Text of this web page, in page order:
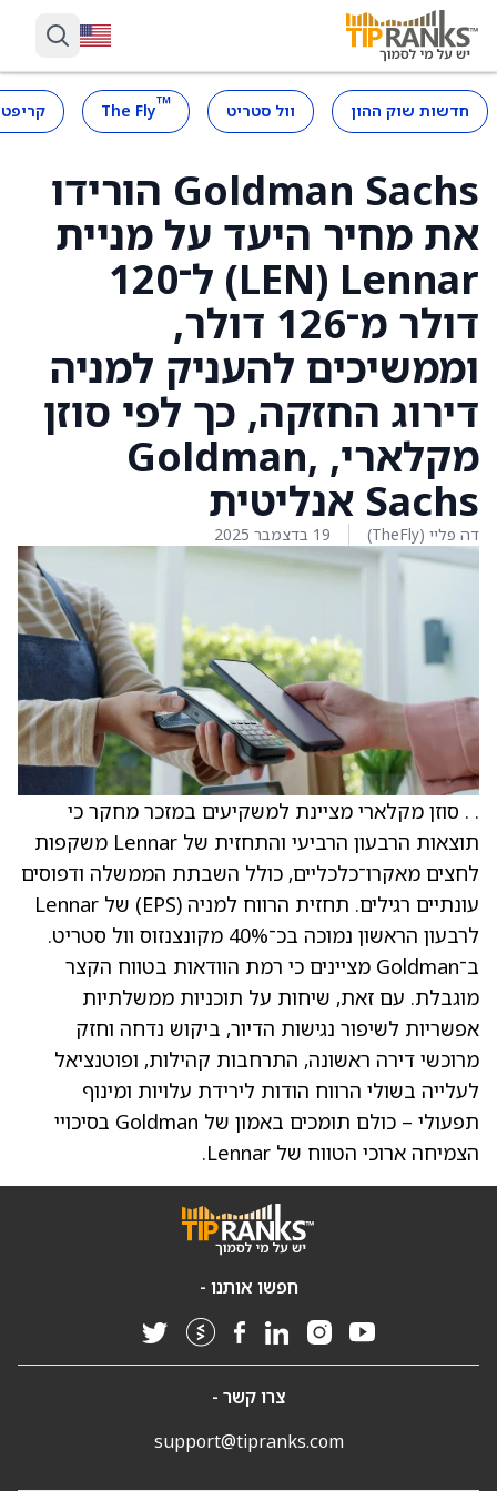
חדשות שוק ההון וול סטריט ™
The Fly
Goldman Sachs הורידו
את מחיר היעד על מניית
Lennar ‏(LEN) ל־120
דולר מ־126 דולר,
וממשיכים להעניק למניה
דירוג החזקה, כך לפי סוזן
מקלארי, ,Goldman
Sachs אנליטית
דה פליי (TheFly) 19 בדצמבר 2025
. . סוזן מקלארי מציינת למשקיעים במזכר מחקר כי
תוצאות הרבעון הרביעי והתחזית של Lennar משקפות
לחצים מאקרו־כלכליים, כולל השבתת הממשלה ודפוסים
עונתיים רגילים. תחזית הרווח למניה (EPS) של Lennar
לרבעון הראשון נמוכה בכ־40% מקונצנזוס וול סטריט.
ב־Goldman מציינים כי רמת הוודאות בטווח הקצר
מוגבלת. עם זאת, שיחות על תוכניות ממשלתיות
אפשריות לשיפור נגישות הדיור, ביקוש נדחה וחזק
מרוכשי דירה ראשונה, התרחבות קהילות, ופוטנציאל
לעלייה בשולי הרווח הודות לירידת עלויות ומינוף
תפעולי – כולם תומכים באמון של Goldman בסיכויי
הצמיחה ארוכי הטווח של Lennar.
חפשו אותנו -
צרו קשר -
support@tipranks.com